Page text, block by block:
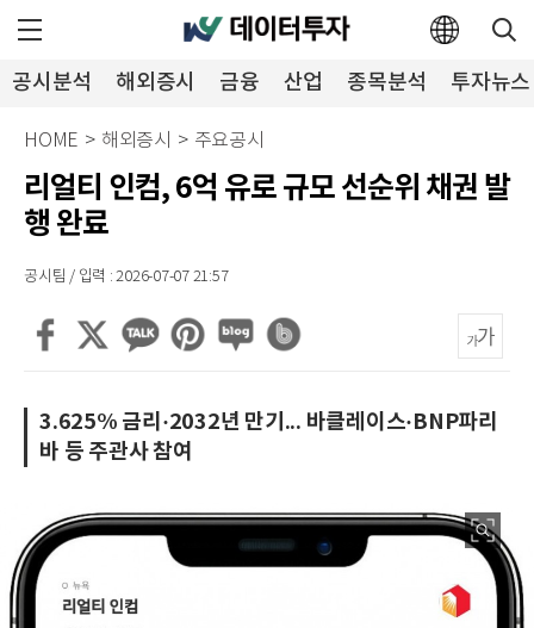
공시분석 해외증시 금융 산업 종목분석 투자뉴스
HOME > 해외증시 > 주요공시
리얼티 인컴, 6억 유로 규모 선순위 채권 발
행 완료
공시팀 / 입력 : 2026-07-07 21:57
3.625% 금리·2032년 만기... 바클레이스·BNP파리
바 등 주관사 참여